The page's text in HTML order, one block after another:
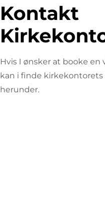
Kontakt
Hvis I ønsker at booke en
kan i finde
herunder.